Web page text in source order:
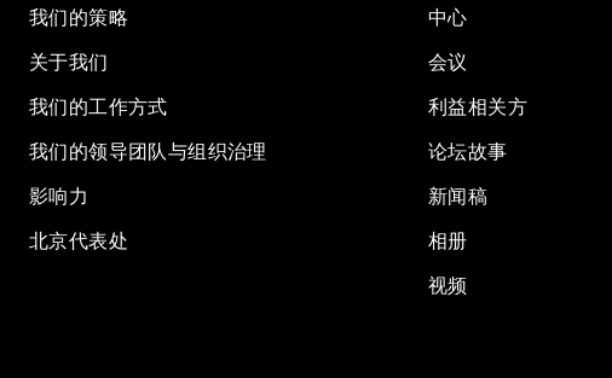
我们的策略
关于我们
我们的工作方式
我们的领导团队与组织治理
影响力
北京代表处
中心
会议
利益相关方
论坛故事
新闻稿
相册
视频